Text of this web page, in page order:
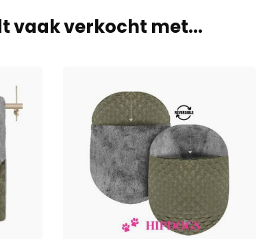
vaak verkocht met...